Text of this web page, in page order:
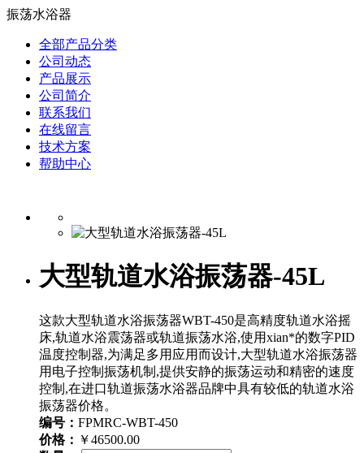
振荡水浴器
全部产品分类
公司动态
产品展示
公司简介
联系我们
在线留言
技术方案
帮助中心
大型轨道水浴振荡器-45L
这款大型轨道水浴振荡器WBT-450是高精度轨道水浴摇
床,轨道水浴震荡器或轨道振荡水浴,使用xian*的数字PID
温度控制器,为满足多用应用而设计,大型轨道水浴振荡器
用电子控制振荡机制,提供安静的振荡运动和精密的速度
控制,在进口轨道振荡水浴器品牌中具有较低的轨道水浴
振荡器价格。
编号： FPMRC-WBT-450
价格： ￥46500.00